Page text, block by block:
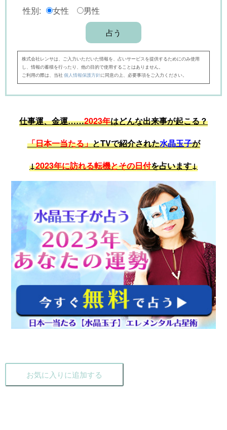
性別: 女性 男性
株式会社レンサは、ご入力いただいた情報を、占いサービスを提供するためにのみ使用
し、情報の蓄積を行ったり、他の目的で使用することはありません。
ご利用の際は、当社 個人情報保護方針に同意の上、必要事項をご入力ください。
仕事運、金運……2023年はどんな出来事が起こる？
「日本一当たる」とTVで紹介された水晶玉子が
↓2023年に訪れる転機とその日付を占います↓
お気に入りに追加する